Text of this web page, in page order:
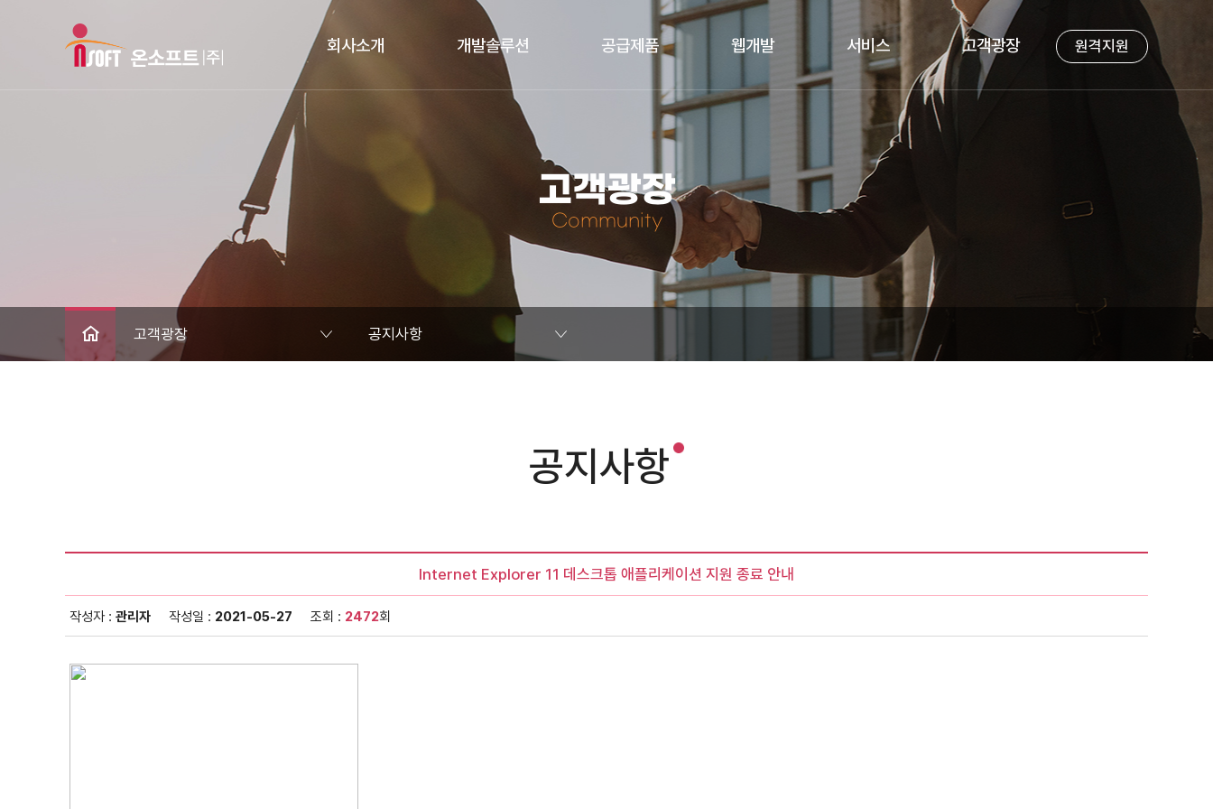
회사소개 개발솔루션 공급제품 웹개발 서비스 고객광장 원격지원
고객광장
Community
고객광장 공지사항
공지사항
Internet Explorer 11 데스크톱 애플리케이션 지원 종료 안내
작성자 : 관리자 작성일 : 2021-05-27 조회 : 2472회
이메일무단수집거부